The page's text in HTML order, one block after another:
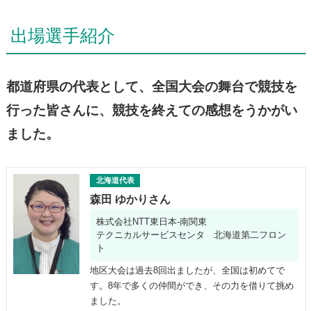
出場選手紹介
都道府県の代表として、全国大会の舞台で競技を
行った皆さんに、競技を終えての感想をうかがい
ました。
北海道代表
森田 ゆかりさん
株式会社NTT東日本-南関東
テクニカルサービスセンタ 北海道第二フロン
ト
地区大会は過去8回出ましたが、全国は初めてで
す。8年で多くの仲間ができ、その力を借りて挑め
ました。